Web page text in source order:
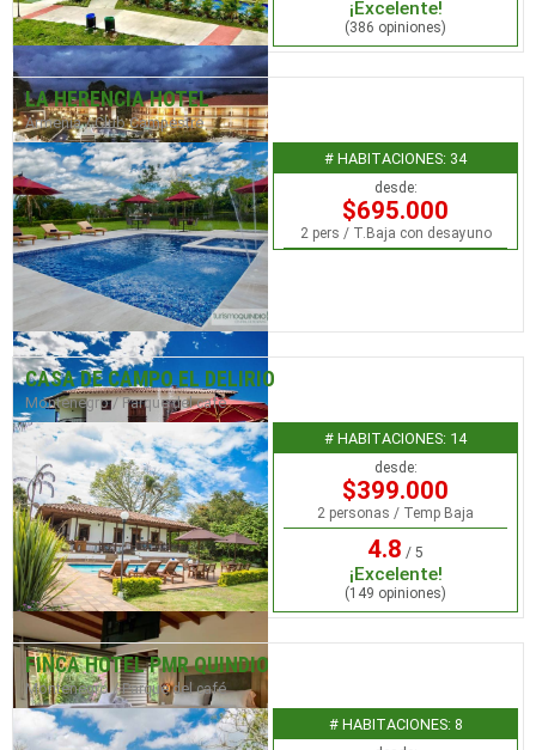
¡Excelente!
(386 opiniones)
LA HERENCIA HOTEL
Armenia / Club Campestre
# HABITACIONES: 34
desde:
$695.000
2 pers / T.Baja con desayuno
CASA DE CAMPO EL DELIRIO
Montenegro / Parque del café
# HABITACIONES: 14
desde:
$399.000
2 personas / Temp Baja
4.8 / 5
¡Excelente!
(149 opiniones)
FINCA HOTEL PMR QUINDIO
Montenegro / Parque del café
# HABITACIONES: 8